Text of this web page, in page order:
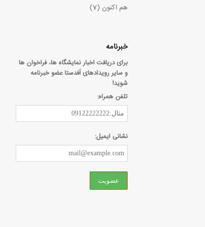
هم اکنون (7)
خبرنامه
برای دریافت اخبار نمایشگاه ها، فراخوان ها
و سایر رویدادهای اَفدستا عضو خبرنامه
شوید!
تلفن همراه:
نشانی ایمیل: